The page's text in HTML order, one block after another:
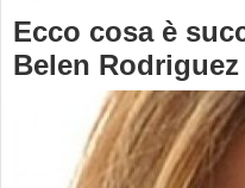
Ecco cosa è
Belen Rodriguez